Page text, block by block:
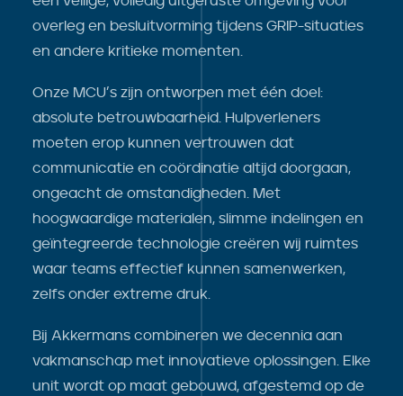
overleg en besluitvorming tijdens GRIP-situaties
en andere kritieke momenten.
Onze MCU’s zijn ontworpen met één doel:
absolute betrouwbaarheid. Hulpverleners
moeten erop kunnen vertrouwen dat
communicatie en coördinatie altijd doorgaan,
ongeacht de omstandigheden. Met
hoogwaardige materialen, slimme indelingen en
geïntegreerde technologie creëren wij ruimtes
waar teams effectief kunnen samenwerken,
zelfs onder extreme druk.
Bij Akkermans combineren we decennia aan
vakmanschap met innovatieve oplossingen. Elke
unit wordt op maat gebouwd, afgestemd op de